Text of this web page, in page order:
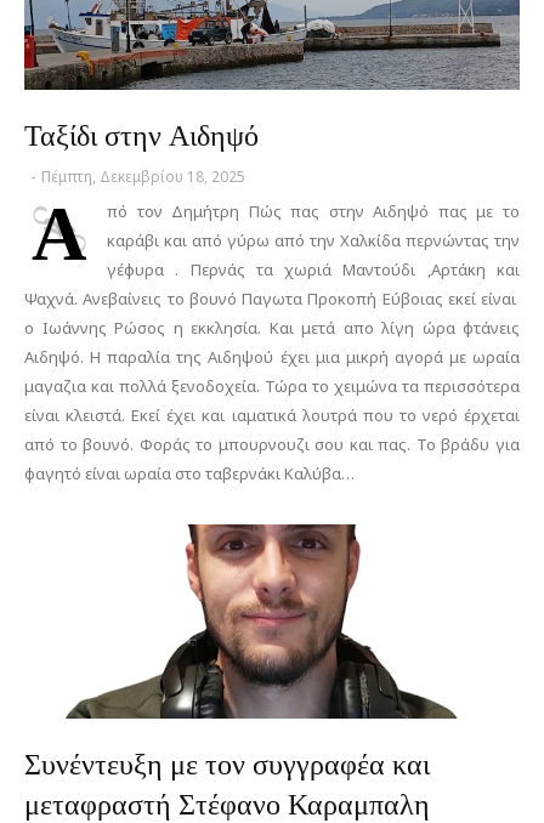
Ταξίδι στην Αιδηψό
- Πέμπτη, Δεκεμβρίου 18, 2025
Α
πό τον Δημήτρη Πώς πας στην Αιδηψό πας με το
καράβι και από γύρω από την Χαλκίδα περνώντας την
γέφυρα . Περνάς τα χωριά Μαντούδι ,Αρτάκη και
Ψαχνά. Ανεβαίνεις το βουνό Παγωτα Προκοπή Εύβοιας εκεί είναι
ο Ιωάννης Ρώσος η εκκλησία. Και μετά απο λίγη ώρα φτάνεις
Αιδηψό. Η παραλία της Αιδηψού έχει μια μικρή αγορά με ωραία
μαγαζια και πολλά ξενοδοχεία. Τώρα το χειμώνα τα περισσότερα
είναι κλειστά. Εκεί έχει και ιαματικά λουτρά που το νερό έρχεται
από το βουνό. Φοράς το μπουρνουζι σου και πας. Το βράδυ για
φαγητό είναι ωραία στο ταβερνάκι Καλύβα…
Συνέντευξη με τον συγγραφέα και
μεταφραστή Στέφανο Καραμπαλη